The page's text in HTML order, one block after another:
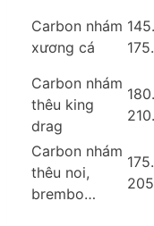
Carbon nhám
xương cá
Carbon nhám
thêu king
drag
Carbon nhám
thêu noi,
brembo…